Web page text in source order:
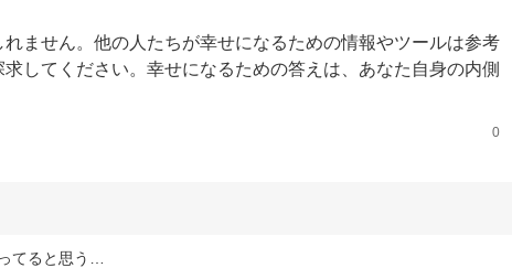
ません。他の人たちが幸せになるための情報やツールは参考
してください。幸せになるための答えは、あなた自身の内側
0
てると思う…